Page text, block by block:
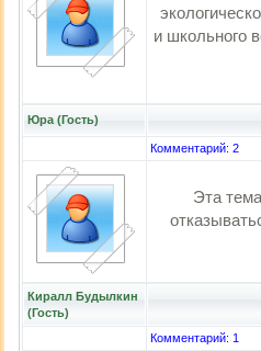
и школьного
Юра (Гость)
Комментарий: 2
Эта
Киралл Будылкин
(Гость)
Комментарий: 1